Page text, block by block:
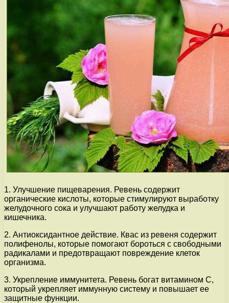
1. Улучшение пищеварения. Ревень содержит
органические кислоты, которые стимулируют выработку
желудочного сока и улучшают работу желудка и
кишечника.
2. Антиоксидантное действие. Квас из ревеня содержит
полифенолы, которые помогают бороться с свободными
радикалами и предотвращают повреждение клеток
организма.
3. Укрепление иммунитета. Ревень богат витамином С,
который укрепляет иммунную систему и повышает ее
защитные функции.